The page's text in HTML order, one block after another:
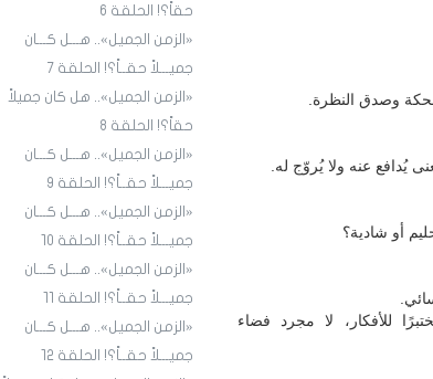
حقاً؟! الحلقة 6
«الزمن الجميل».. هـــل كـــان
جميـــلاً حقــاً؟! الحلقة 7
«الزمن الجميل».. هل كان جميلاً
حقاً؟! الحلقة 8
«الزمن الجميل».. هـــل كـــان
جميـــلاً حقــاً؟! الحلقة 9
«الزمن الجميل».. هـــل كـــان
جميـــلاً حقــاً؟! الحلقة ١٠
«الزمن الجميل».. هـــل كـــان
جميـــلاً حقــاً؟! الحلقة ١1
«الزمن الجميل».. هـــل كـــان
جميـــلاً حقــاً؟! الحلقة ١2
وصدق النظرة.
يُدافع عنه ولا يُروّج له.
أو شادية؟
للأفكار، لا مجرد فضاء